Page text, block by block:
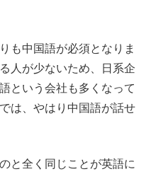
も中国語が必須となりま
人が少ないため、日系企
という会社も多くなって
は、やはり中国語が話せ
と全く同じことが英語に